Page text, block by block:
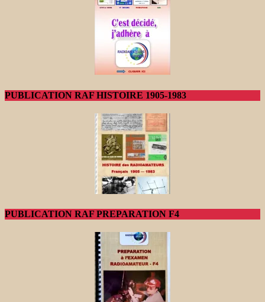
PUBLICATION RAF HISTOIRE 1905-1983
PUBLICATION RAF PREPARATION F4